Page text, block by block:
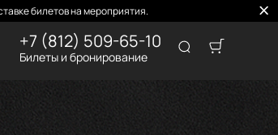
билетов на мероприятия.
+7 (812) 509-65-10
Билеты и бронирование